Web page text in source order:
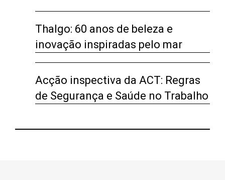
Thalgo: 60 anos de beleza e
inovação inspiradas pelo mar
Acção inspectiva da ACT: Regras
de Segurança e Saúde no Trabalho